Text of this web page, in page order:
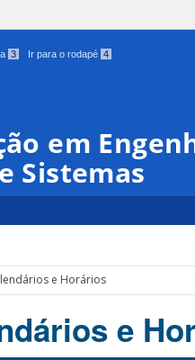
3 Ir para o rodapé 4
em
Sistemas
e Horários
e